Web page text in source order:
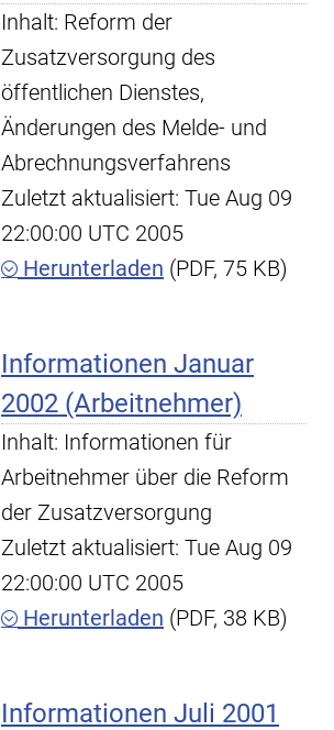
Inhalt: Reform der
Zusatzversorgung des
öffentlichen Dienstes,
Änderungen des Melde- und
Abrechnungsverfahrens
Zuletzt aktualisiert: Tue Aug 09
22:00:00 UTC 2005
Herunterladen (PDF, 75 KB)
Informationen Januar
2002 (Arbeitnehmer)
Inhalt: Informationen für
Arbeitnehmer über die Reform
der Zusatzversorgung
Zuletzt aktualisiert: Tue Aug 09
22:00:00 UTC 2005
Herunterladen (PDF, 38 KB)
Informationen Juli 2001